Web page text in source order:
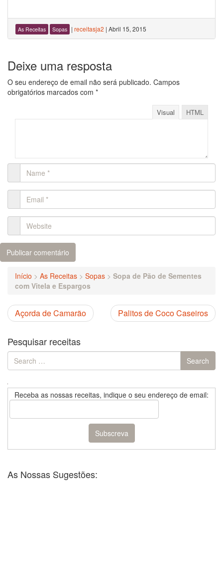
As Receitas Sopas | receitasja2 | Abril 15, 2015
Deixe uma resposta
O seu endereço de email não será publicado. Campos
obrigatórios marcados com *
Visual HTML
Início > As Receitas > Sopas > Sopa de Pão de Sementes
com Vitela e Espargos
Palitos de Coco Caseiros
Açorda de Camarão
Pesquisar receitas
Search
for:
Search
Receba as nossas receitas, indique o seu endereço de email:
As Nossas Sugestões: